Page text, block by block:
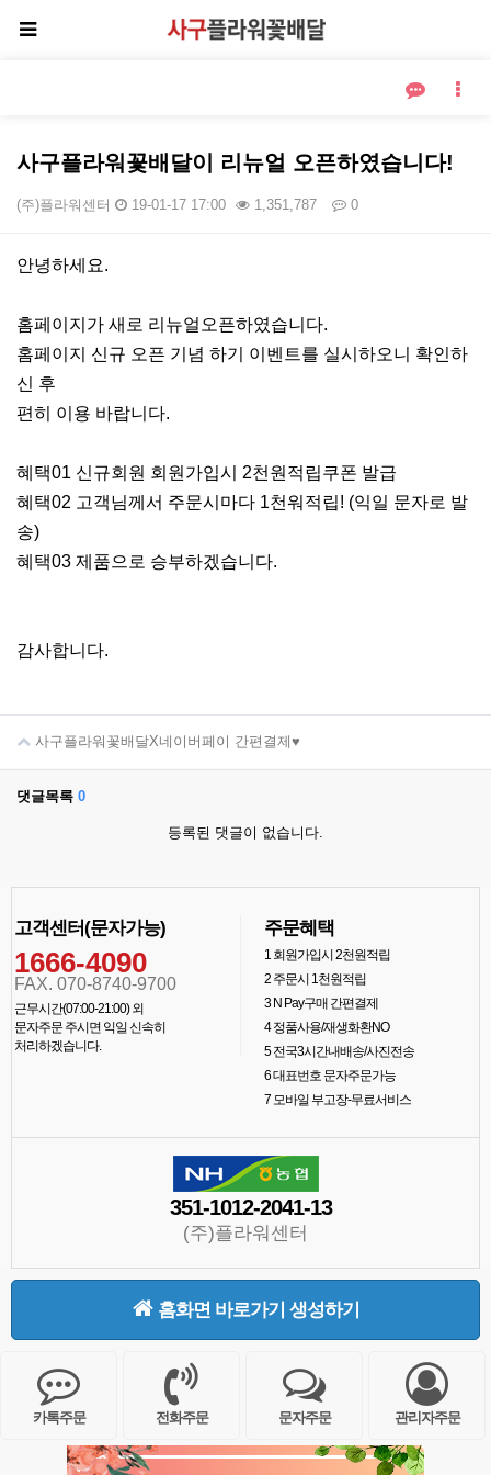
사구플라워꽃배달이 리뉴얼 오픈하였습니다!
(주)플라워센터 19-01-17 17:00 1,351,787 0
본문
안녕하세요.
홈페이지가 새로 리뉴얼오픈하였습니다.
홈페이지 신규 오픈 기념 하기 이벤트를 실시하오니 확인하
신 후
편히 이용 바랍니다.
혜택01 신규회원 회원가입시 2천원적립쿠폰 발급
혜택02 고객님께서 주문시마다 1천워적립! (익일 문자로 발
송)
혜택03 제품으로 승부하겠습니다.
감사합니다.
사구플라워꽃배달X네이버페이 간편결제♥
댓글목록 0
등록된 댓글이 없습니다.
고객센터(문자가능)
1666-4090
FAX. 070-8740-9700
근무시간(07:00-21:00) 외
문자주문 주시면 익일 신속히
처리하겠습니다.
주문혜택
1회원가입시 2천원적립
2주문시 1천원적립
3N Pay구매 간편결제
4정품사용/재생화환NO
5전국3시간내배송/사진전송
6대표번호 문자주문가능
7모바일 부고장-무료서비스
351-1012-2041-13
(주)플라워센터
홈화면 바로가기 생성하기
카톡주문 전화주문 문자주문 관리자주문